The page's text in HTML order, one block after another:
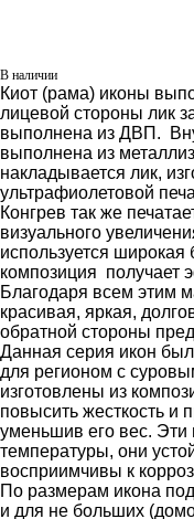
В наличии
Киот (рама) иконы
лицевой стороны лик
выполнена из ДВП.
выполнена из
накладывается лик,
ультрафиолетовой
Конгрев так же
визуального
используется широкая
композиция получает
Благодаря всем этим
красивая, яркая,
обратной стороны
Данная серия икон
для регионом с
изготовлены из
повысить жесткость и
уменьшив его вес. Эти
температуры, они
восприимчивы к
По размерам икона
и для не больших (